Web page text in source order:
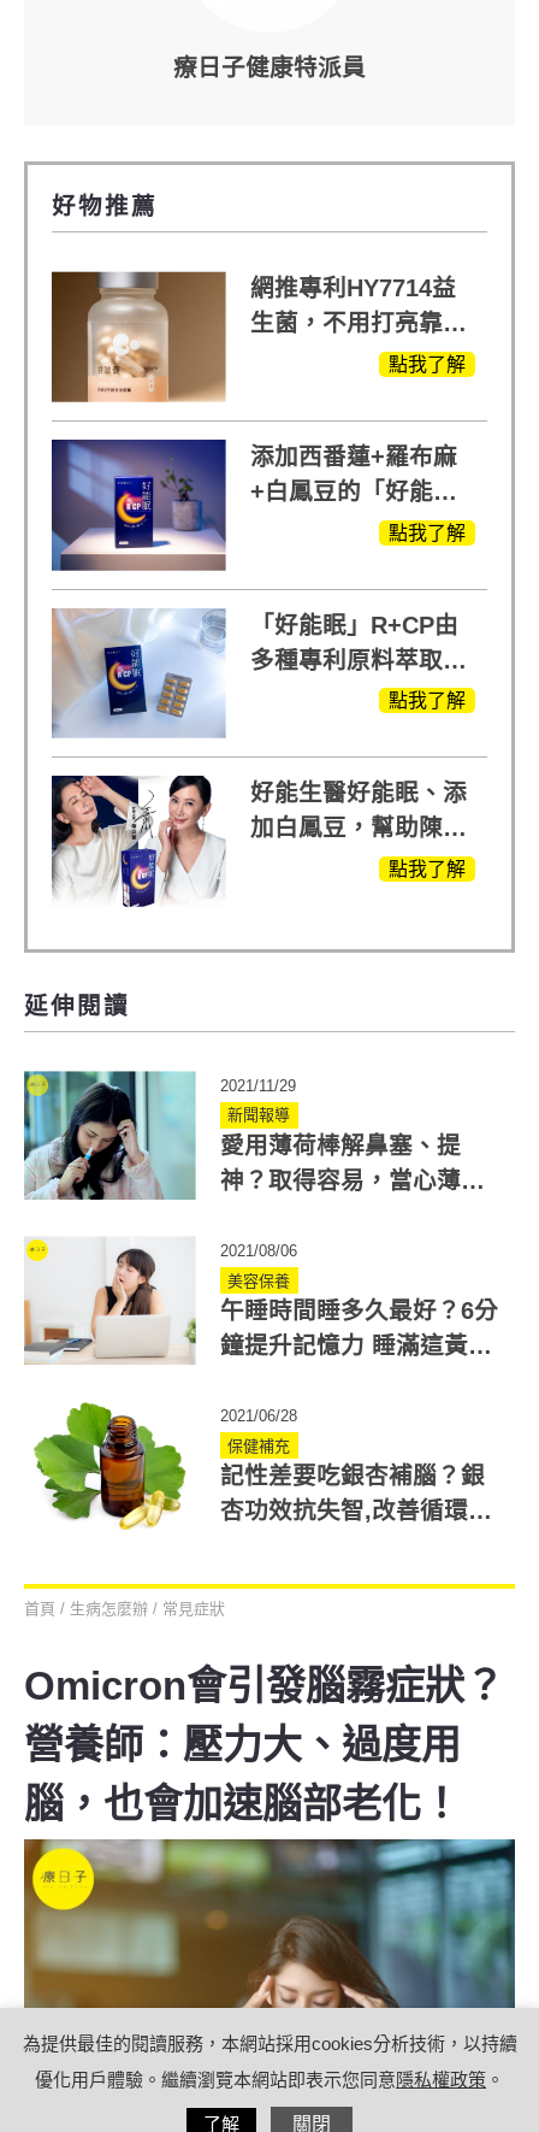
療日子健康特派員
好物推薦
網推專利HY7714益
生菌，不用打亮靠養
點我了解
添加西番蓮+羅布麻
+白鳳豆的「好能
眠」，獨家專利配
點我了解
「好能眠」R+CP由
多種專利原料萃取、
白鳳豆、羅布麻、西
晰的關鍵!
點我了解
好能生醫好能眠、添
加白鳳豆，幫助陳亞
蘭入睡的力量點我了解
延伸閱讀
2021/11/29
新聞報導
愛用薄荷棒解鼻塞、提
神？取得容易，當心薄荷
2021/08/06
美容保養
午睡時間睡多久最好？6分
鐘提升記憶力 睡滿這黃金
2021/06/28
保健補充
記性差要吃銀杏補腦？銀
杏功效抗失智,改善循環？
首頁 / 生病怎麼辦 / 常見症狀
Omicron會引發腦霧症狀？
營養師：壓力大、過度用
腦，也會加速腦部老化！
為提供最佳的閱讀服務，本網站採用cookies分析技術，以持續
優化用戶體驗。繼續瀏覽本網站即表示您同意隱私權政策 。
了解 關閉